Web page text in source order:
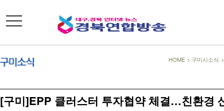
toggle
navigation
HOME > 구미시소식
[구미]EPP 클러스터 투자협약 체결…친환경